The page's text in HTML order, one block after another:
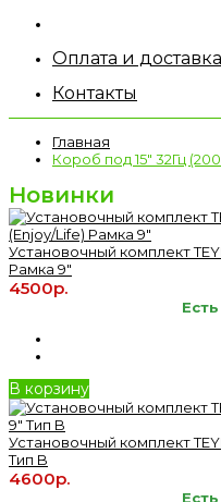
Оплата и доставка
Контакты
Главная
Короб под 15" 32Гц
Новинки
Установочный комплект
Рамка 9"
4500р.
В корзину
Установочный комплект
Тип B
4600р.